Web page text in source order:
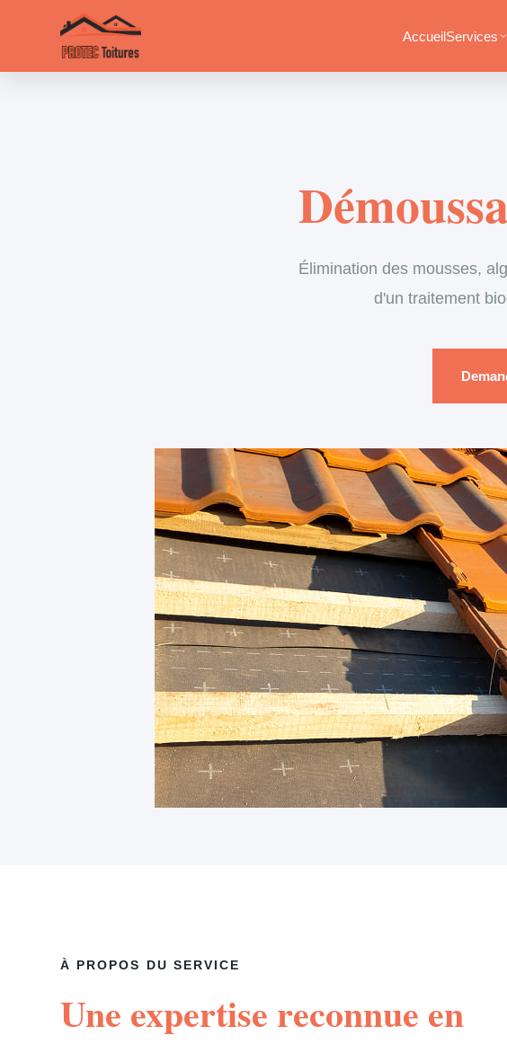
AccueilServices
Élimination des mousses,
d'un traitement
À PROPOS DU SERVICE
Une expertise reconnue en